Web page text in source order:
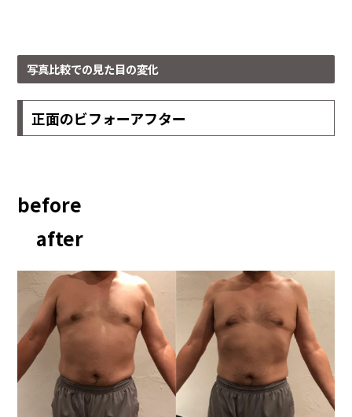
写真比較での見た目の変化
正面のビフォーアフター
before
after